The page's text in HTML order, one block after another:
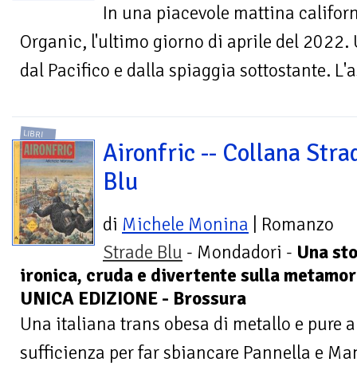
In una piacevole mattina
Organic, l'ultimo giorno di aprile del 2022.
dal Pacifico e dalla spiaggia sottostante.
LIBRI
Aironfric -- Collana
Blu
di Michele Monina | Romanzo
Strade Blu - Mondadori - Una
ironica, cruda e divertente sulla
UNICA EDIZIONE - Brossura
Una italiana trans obesa di metallo e pure
sufficienza per far sbiancare Pannella e